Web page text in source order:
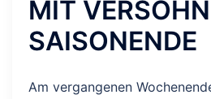
MIT
SAISONENDE
Am vergangenen